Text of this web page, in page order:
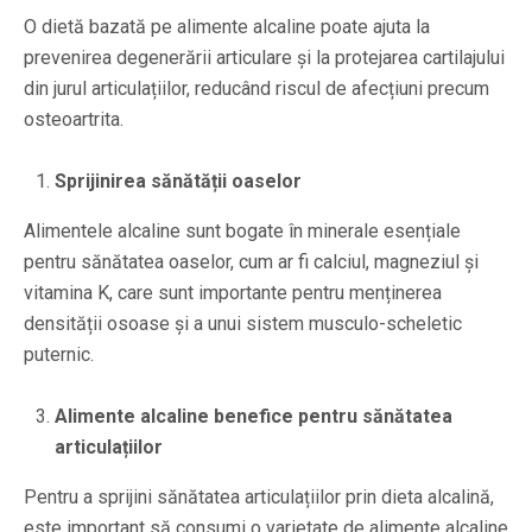
O dietă bazată pe alimente alcaline poate ajuta la
prevenirea degenerării articulare și la protejarea cartilajului
din jurul articulațiilor, reducând riscul de afecțiuni precum
osteoartrita.
Sprijinirea sănătății oaselor
Alimentele alcaline sunt bogate în minerale esențiale
pentru sănătatea oaselor, cum ar fi calciul, magneziul și
vitamina K, care sunt importante pentru menținerea
densității osoase și a unui sistem musculo-scheletic
puternic.
Alimente alcaline benefice pentru sănătatea
articulațiilor
Pentru a sprijini sănătatea articulațiilor prin dieta alcalină,